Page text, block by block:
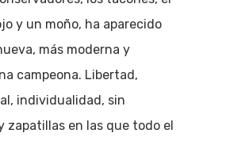
y un moño, ha aparecido
más moderna y
campeona. Libertad,
individualidad, sin
zapatillas en las que todo el